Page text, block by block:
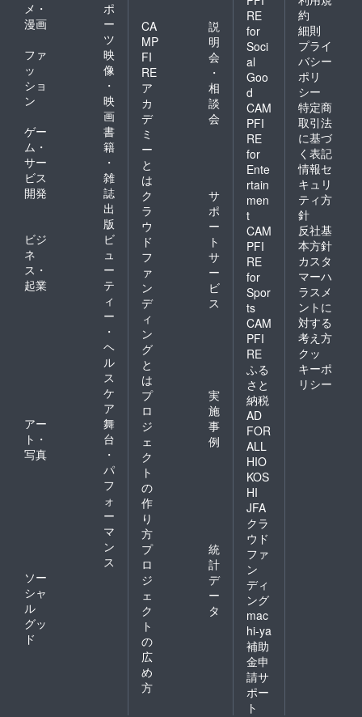
メ・
漫画
ポ
ー
ツ
ファ
ッ
ショ
ン
映
像
・
映
画
ゲー
ム・
サー
ビス
開発
書
籍
・
雑
誌
出
版
ビジ
ネ
ス・
起業
ビ
ュ
ー
テ
ィ
ー
・
ヘ
ル
ス
ケ
ア
アー
ト・
写真
舞
台
・
パ
フ
ォ
ー
マ
ン
ス
ソー
シャ
ル
グッ
ド
CA
MP
FI
RE
ア
カ
デ
ミ
ー
と
は
説
明
会
・
相
談
会
ク
ラ
ウ
ド
フ
ァ
ン
デ
ィ
ン
グ
と
は
サ
ポ
ー
ト
サ
ー
ビ
ス
プ
ロ
ジ
ェ
ク
ト
の
作
り
方
実
施
事
例
プ
ロ
ジ
ェ
ク
ト
の
広
め
方
統
計
デ
ー
タ
RE
for
Soci
al
Goo
d
CAM
PFI
RE
for
Ente
rtain
men
t
CAM
PFI
RE
for
Spor
ts
CAM
PFI
RE
ふる
さと
納税
AD
FOR
ALL
HIO
KOS
HI
JFA
クラ
ウド
ファ
ン
ディ
ング
mac
hi-ya
補助
金申
請サ
ポー
ト
約
細則
プライ
バシー
ポリ
シー
特定商
取引法
に基づ
く表記
情報セ
キュリ
ティ方
針
反社基
本方針
カスタ
マーハ
ラスメ
ントに
対する
考え方
クッ
キーポ
リシー